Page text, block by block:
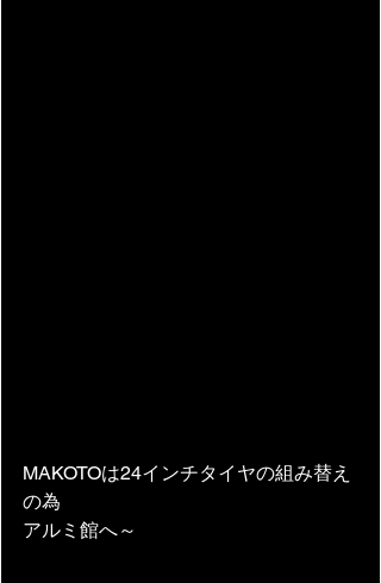
MAKOTOは24インチタイヤの組み替え
の為
アルミ館へ～